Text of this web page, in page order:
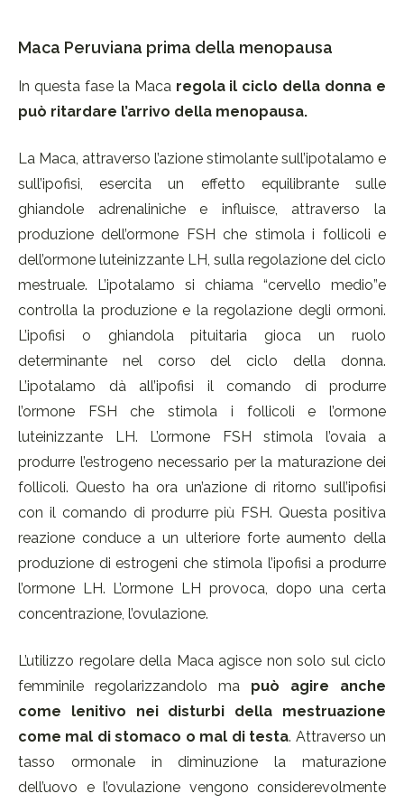
Maca Peruviana prima della menopausa
In questa fase la Maca regola il ciclo della donna e
può ritardare l’arrivo della menopausa.
La Maca, attraverso l’azione stimolante sull’ipotalamo e
sull’ipofisi, esercita un effetto equilibrante sulle
ghiandole adrenaliniche e influisce, attraverso la
produzione dell’ormone FSH che stimola i follicoli e
dell’ormone luteinizzante LH, sulla regolazione del ciclo
mestruale. L’ipotalamo si chiama “cervello medio”e
controlla la produzione e la regolazione degli ormoni.
L’ipofisi o ghiandola pituitaria gioca un ruolo
determinante nel corso del ciclo della donna.
L’ipotalamo dà all’ipofisi il comando di produrre
l’ormone FSH che stimola i follicoli e l’ormone
luteinizzante LH. L’ormone FSH stimola l’ovaia a
produrre l’estrogeno necessario per la maturazione dei
follicoli. Questo ha ora un’azione di ritorno sull’ipofisi
con il comando di produrre più FSH. Questa positiva
reazione conduce a un ulteriore forte aumento della
produzione di estrogeni che stimola l’ipofisi a produrre
l’ormone LH. L’ormone LH provoca, dopo una certa
concentrazione, l’ovulazione.
L’utilizzo regolare della Maca agisce non solo sul ciclo
femminile regolarizzandolo ma può agire anche
come lenitivo nei disturbi della mestruazione
come mal di stomaco o mal di testa. Attraverso un
tasso ormonale in diminuzione la maturazione
dell’uovo e l’ovulazione vengono considerevolmente